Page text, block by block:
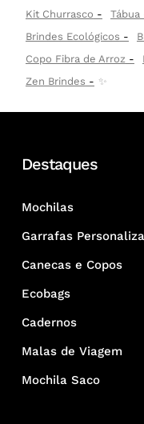
Kit Churrasco
Tábua
Brindes Ecológicos
Copo Fibra de Arroz
Zen Brindes
✨
Destaques
Mochilas
Garrafas
Canecas e Copos
Ecobags
Cadernos
Malas de Viagem
Mochila Saco